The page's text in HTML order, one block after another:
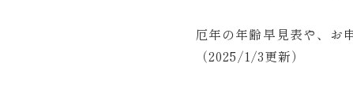
厄年の年齢早見表や、お
（2025/1/3更新）